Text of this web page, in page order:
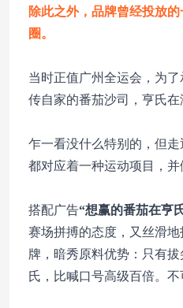
除此之外，品牌曾经投放
圈。
当时正值广州全运会，为
传自家的番茄沙司，亨氏在
乍一看没什么特别的，但
都对应着一种运动项目，并
搭配广告“想赢的番茄在亨
赛场拼搏的态度，又丝滑
牌， 暗秀原料优势：只有
氏，比喊口号高级百倍。不